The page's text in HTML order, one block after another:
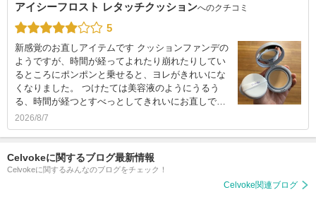
アイシーフロスト レタッチクッションへのクチコミ
5
新感覚のお直しアイテムです クッションファンデの
ようですが、時間が経ってよれたり崩れたりしてい
るところにポンポンと乗せると、ヨレがきれいにな
くなりました。 つけたては美容液のようにうるう
る、時間が経つとすべっとしてきれいにお直しで…
2026/8/7
Celvokeに関するブログ最新情報
Celvokeに関するみんなのブログをチェック！
Celvoke関連ブログ